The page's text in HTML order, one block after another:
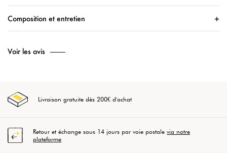
Composition et entretien
Voir les avis
Livraison gratuite dès 200€ d'achat
Retour et échange sous 14 jours par voie postalevia notre
plateforme